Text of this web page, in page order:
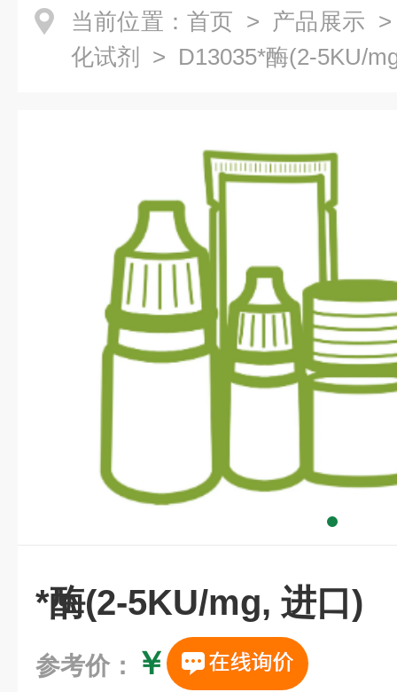
当前位置： 首页 > 产品展示
化试剂
> D13035*酶(2-5KU/
*酶(2-5KU/mg, 进口)
参考价： ￥